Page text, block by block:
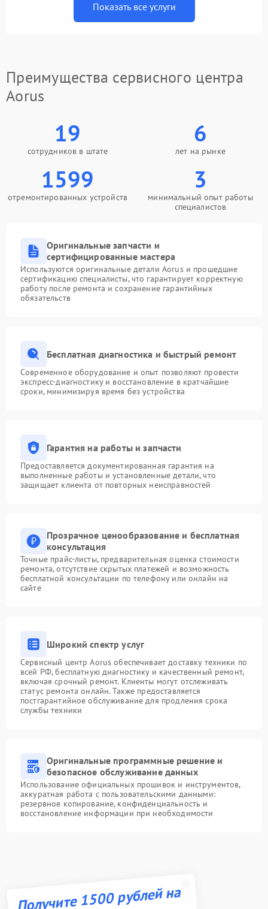
Показать все услуги
Преимущества сервисного центра
Aorus
19
сотрудников в штате
6
лет на рынке
1599
отремонтированных устройств
3
минимальный опыт работы
специалистов
Оригинальные запчасти и
сертифицированные мастера
Используются оригинальные детали Aorus и прошедшие
сертификацию специалисты, что гарантирует корректную
работу после ремонта и сохранение гарантийных
обязательств
Бесплатная диагностика и быстрый ремонт
Современное оборудование и опыт позволяют провести
экспресс-диагностику и восстановление в кратчайшие
сроки, минимизируя время без устройства
Гарантия на работы и запчасти
Предоставляется документированная гарантия на
выполненные работы и установленные детали, что
защищает клиента от повторных неисправностей
Прозрачное ценообразование и бесплатная
консультация
Точные прайс-листы, предварительная оценка стоимости
ремонта, отсутствие скрытых платежей и возможность
бесплатной консультации по телефону или онлайн на
сайте
Широкий спектр услуг
Сервисный центр Aorus обеспечивает доставку техники по
всей РФ, бесплатную диагностику и качественный ремонт,
включая срочный ремонт. Клиенты могут отслеживать
статус ремонта онлайн. Также предоставляется
постгарантийное обслуживание для продления срока
службы техники
Оригинальные программные решение и
безопасное обслуживание данных
Использование официальных прошивок и инструментов,
аккуратная работа с пользовательскими данными:
резервное копирование, конфиденциальность и
восстановление информации при необходимости
Получите 1500 рублей на